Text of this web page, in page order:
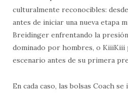
culturalmente reconocibles:
antes de iniciar una nueva etapa
Breidinger enfrentando la
dominado por hombres, o KiiiKiii
escenario antes de su primera
En cada caso, las bolsas Coach